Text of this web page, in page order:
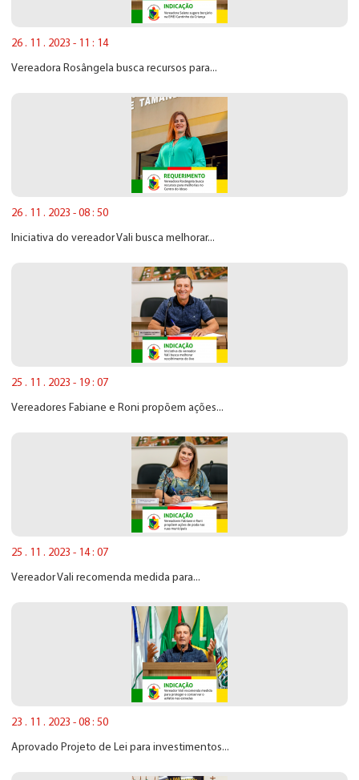
26 . 11 . 2023 - 11 : 14
Vereadora Rosângela busca recursos para...
26 . 11 . 2023 - 08 : 50
Iniciativa do vereador Vali busca melhorar...
25 . 11 . 2023 - 19 : 07
Vereadores Fabiane e Roni propõem ações...
25 . 11 . 2023 - 14 : 07
Vereador Vali recomenda medida para...
23 . 11 . 2023 - 08 : 50
Aprovado Projeto de Lei para investimentos...